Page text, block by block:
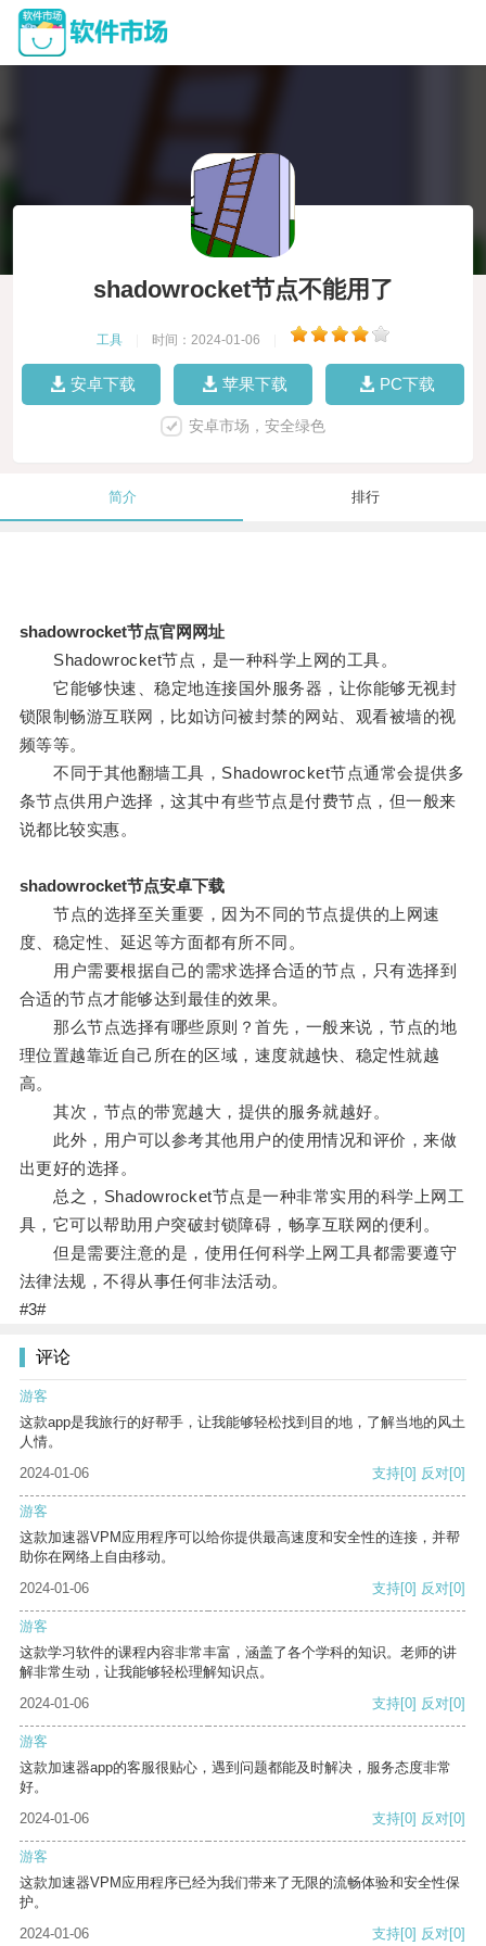
shadowrocket节点不能用了
工具 时间：2024-01-06
安卓下载 苹果下载 PC下载
安卓市场，安全绿色
简介 排行
shadowrocket节点官网网址
Shadowrocket节点，是一种科学上网的工具。
它能够快速、稳定地连接国外服务器，让你能够无视封
锁限制畅游互联网，比如访问被封禁的网站、观看被墙的视
频等等。
不同于其他翻墙工具，Shadowrocket节点通常会提供多
条节点供用户选择，这其中有些节点是付费节点，但一般来
说都比较实惠。
shadowrocket节点安卓下载
节点的选择至关重要，因为不同的节点提供的上网速
度、稳定性、延迟等方面都有所不同。
用户需要根据自己的需求选择合适的节点，只有选择到
合适的节点才能够达到最佳的效果。
那么节点选择有哪些原则？首先，一般来说，节点的地
理位置越靠近自己所在的区域，速度就越快、稳定性就越
高。
其次，节点的带宽越大，提供的服务就越好。
此外，用户可以参考其他用户的使用情况和评价，来做
出更好的选择。
总之，Shadowrocket节点是一种非常实用的科学上网工
具，它可以帮助用户突破封锁障碍，畅享互联网的便利。
但是需要注意的是，使用任何科学上网工具都需要遵守
法律法规，不得从事任何非法活动。
#3#
评论
游客
这款app是我旅行的好帮手，让我能够轻松找到目的地，了解当地的风土
人情。
2024-01-06
支持[0] 反对[0]
游客
这款加速器VPM应用程序可以给你提供最高速度和安全性的连接，并帮
助你在网络上自由移动。
2024-01-06
支持[0] 反对[0]
游客
这款学习软件的课程内容非常丰富，涵盖了各个学科的知识。老师的讲
解非常生动，让我能够轻松理解知识点。
2024-01-06
支持[0] 反对[0]
游客
这款加速器app的客服很贴心，遇到问题都能及时解决，服务态度非常
好。
2024-01-06
支持[0] 反对[0]
游客
这款加速器VPM应用程序已经为我们带来了无限的流畅体验和安全性保
护。
2024-01-06
支持[0] 反对[0]